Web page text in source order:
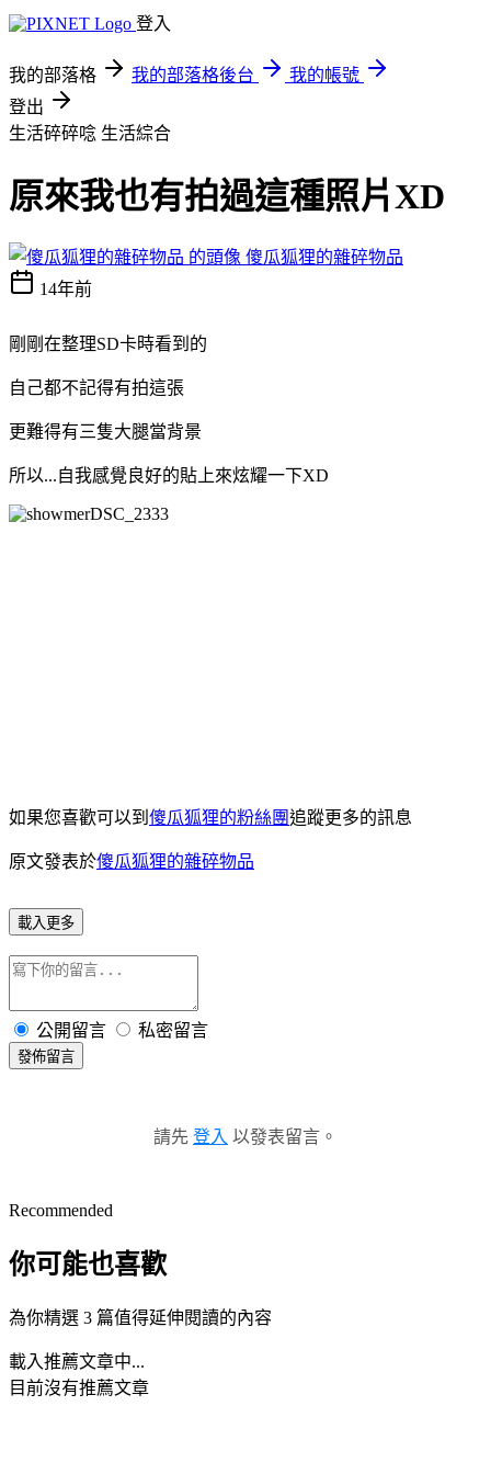
登入
我的部落格 我的部落格後台
我的帳號
登出
生活碎碎唸 生活綜合
原來我也有拍過這種照片XD
傻瓜狐狸的雜碎物品
14年前
剛剛在整理SD卡時看到的
自己都不記得有拍這張
更難得有三隻大腿當背景
所以...自我感覺良好的貼上來炫耀一下XD
如果您喜歡可以到 傻瓜狐狸的粉絲團追蹤更多的訊息
原文發表於傻瓜狐狸的雜碎物品
載入更多
公開留言 私密留言
發佈留言
請先 登入 以發表留言。
Recommended
你可能也喜歡
為你精選 3 篇值得延伸閱讀的內容
載入推薦文章中...
目前沒有推薦文章